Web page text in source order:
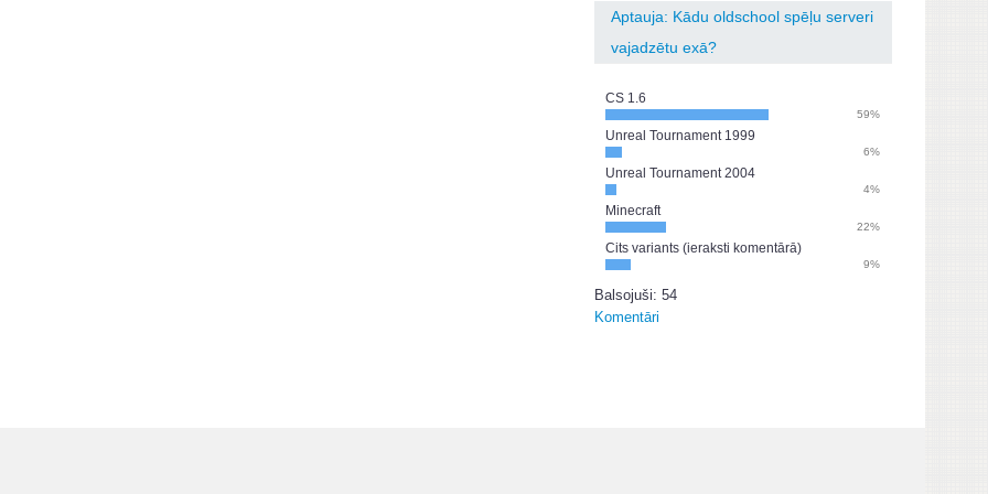
Aptauja: Kādu oldschool spēļu serveri
vajadzētu exā?
CS 1.6
59%
Unreal Tournament 1999
6%
Unreal Tournament 2004
4%
Minecraft
22%
Cits variants (ieraksti komentārā)
9%
Balsojuši: 54
Komentāri